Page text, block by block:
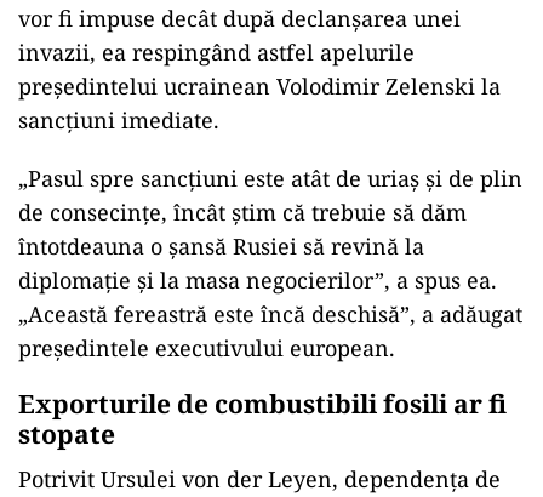
vor fi impuse decât după declanşarea unei
invazii, ea respingând astfel apelurile
preşedintelui ucrainean Volodimir Zelenski la
sancţiuni imediate.
„Pasul spre sancţiuni este atât de uriaş şi de plin
de consecinţe, încât ştim că trebuie să dăm
întotdeauna o şansă Rusiei să revină la
diplomaţie şi la masa negocierilor”, a spus ea.
„Această fereastră este încă deschisă”, a adăugat
preşedintele executivului european.
Exporturile de combustibili fosili ar fi
stopate
Potrivit Ursulei von der Leyen, dependenţa de